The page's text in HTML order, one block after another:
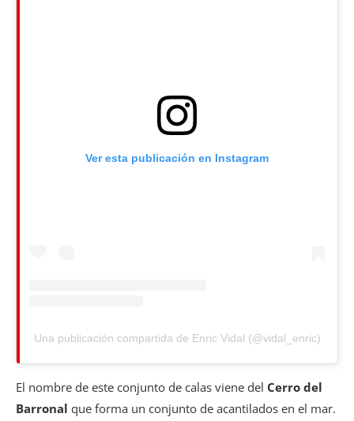
Ver esta publicación en Instagram
Una publicación compartida de Enric Vidal (@vidal_enric)
El nombre de este conjunto de calas viene del Cerro del
Barronal que forma un conjunto de acantilados en el mar.